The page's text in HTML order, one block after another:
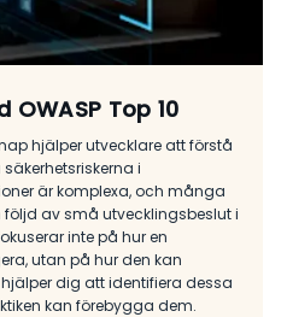
Top 10
hjälper utvecklare att förstå
i
är komplexa, och många
av små utvecklingsbeslut i
inte på hur en
utan på hur den kan
dig att identifiera dessa
kan förebygga dem.